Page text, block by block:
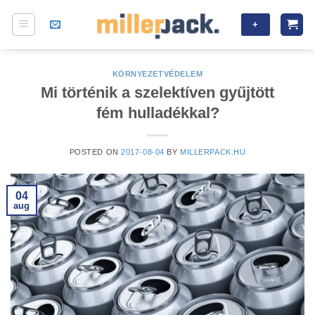
+
KÖRNYEZETVÉDELEM
Mi történik a szelektíven gyűjtött
fém hulladékkal?
POSTED ON2017-08-04 BY MILLERPACK.HU
04
aug